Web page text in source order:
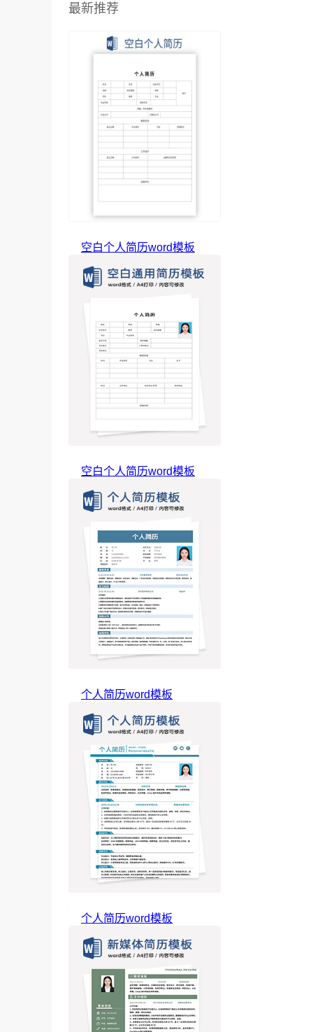
最新推荐
空白个人简历word模板
空白个人简历word模板
个人简历word模板
个人简历word模板